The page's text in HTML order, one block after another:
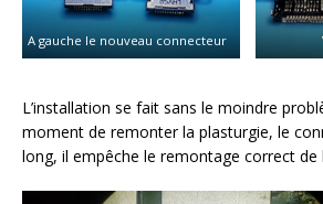
A gauche le nouveau connecteur
L’installation se fait sans le moindre
moment de remonter la plasturgie, le
long, il empêche le remontage correct de